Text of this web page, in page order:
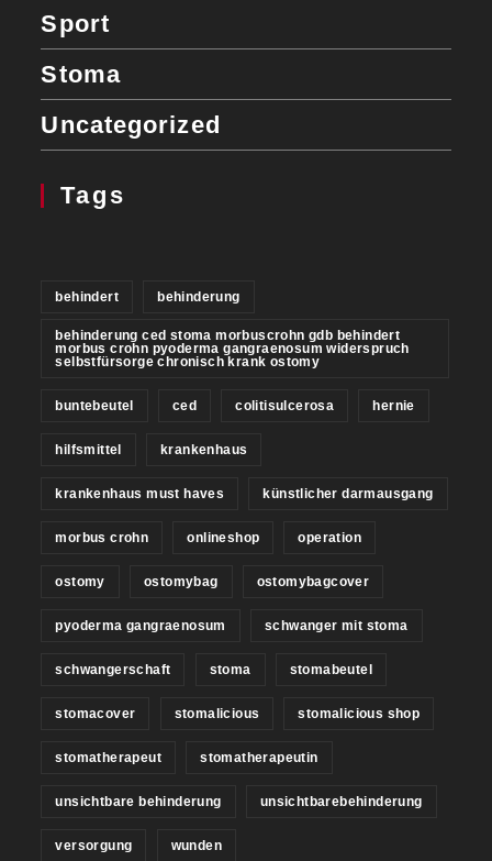
Sport
Stoma
Uncategorized
Tags
behindert behinderung
behinderung ced stoma morbuscrohn gdb behindert
morbus crohn pyoderma gangraenosum widerspruch
selbstfürsorge chronisch krank ostomy
buntebeutel ced colitisulcerosa hernie
hilfsmittel krankenhaus
krankenhaus must haves künstlicher darmausgang
morbus crohn onlineshop operation
ostomy ostomybag ostomybagcover
pyoderma gangraenosum schwanger mit stoma
schwangerschaft stoma stomabeutel
stomacover stomalicious stomalicious shop
stomatherapeut stomatherapeutin
unsichtbare behinderung unsichtbarebehinderung
versorgung wunden